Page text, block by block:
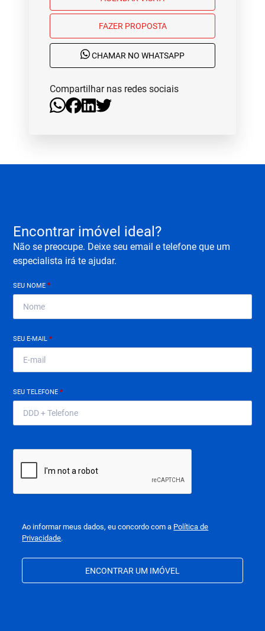
FAZER PROPOSTA
CHAMAR NO WHATSAPP
Compartilhar nas redes sociais
Encontrar imóvel ideal?
Não se preocupe. Deixe seu email e telefone que um
especialista irá te ajudar.
SEU NOME*
SEU E-MAIL*
SEU TELEFONE*
Ao informar meus dados, eu concordo com a Política de
Privacidade.
ENCONTRAR UM IMÓVEL